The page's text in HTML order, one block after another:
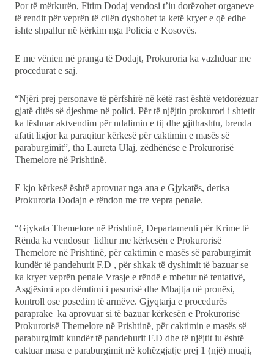
Por të mërkurën, Fitim Dodaj vendosi t’iu dorëzohet organeve
të rendit për veprën të cilën dyshohet ta ketë kryer e që edhe
ishte shpallur në kërkim nga Policia e Kosovës.
E me vënien në pranga të Dodajt, Prokuroria ka vazhduar me
procedurat e saj.
“Njëri prej personave të përfshirë në këtë rast është vetdorëzuar
gjatë ditës së djeshme në polici. Për të njëjtin prokurori i shtetit
ka lëshuar aktvendim për ndalimin e tij dhe gjithashtu, brenda
afatit ligjor ka paraqitur kërkesë për caktimin e masës së
paraburgimit”, tha Laureta Ulaj, zëdhënëse e Prokurorisë
Themelore në Prishtinë.
E kjo kërkesë është aprovuar nga ana e Gjykatës, derisa
Prokuroria Dodajn e rëndon me tre vepra penale.
“Gjykata Themelore në Prishtinë, Departamenti për Krime të
Rënda ka vendosur lidhur me kërkesën e Prokurorisë
Themelore në Prishtinë, për caktimin e masës së paraburgimit
kundër të pandehurit F.D , për shkak të dyshimit të bazuar se
ka kryer veprën penale Vrasje e rëndë e mbetur në tentativë,
Asgjësimi apo dëmtimi i pasurisë dhe Mbajtja në pronësi,
kontroll ose posedim të armëve. Gjyqtarja e procedurës
paraprake ka aprovuar si të bazuar kërkesën e Prokurorisë
Prokurorisë Themelore në Prishtinë, për caktimin e masës së
paraburgimit kundër të pandehurit F.D dhe të njëjtit iu është
caktuar masa e paraburgimit në kohëzgjatje prej 1 (një) muaji,